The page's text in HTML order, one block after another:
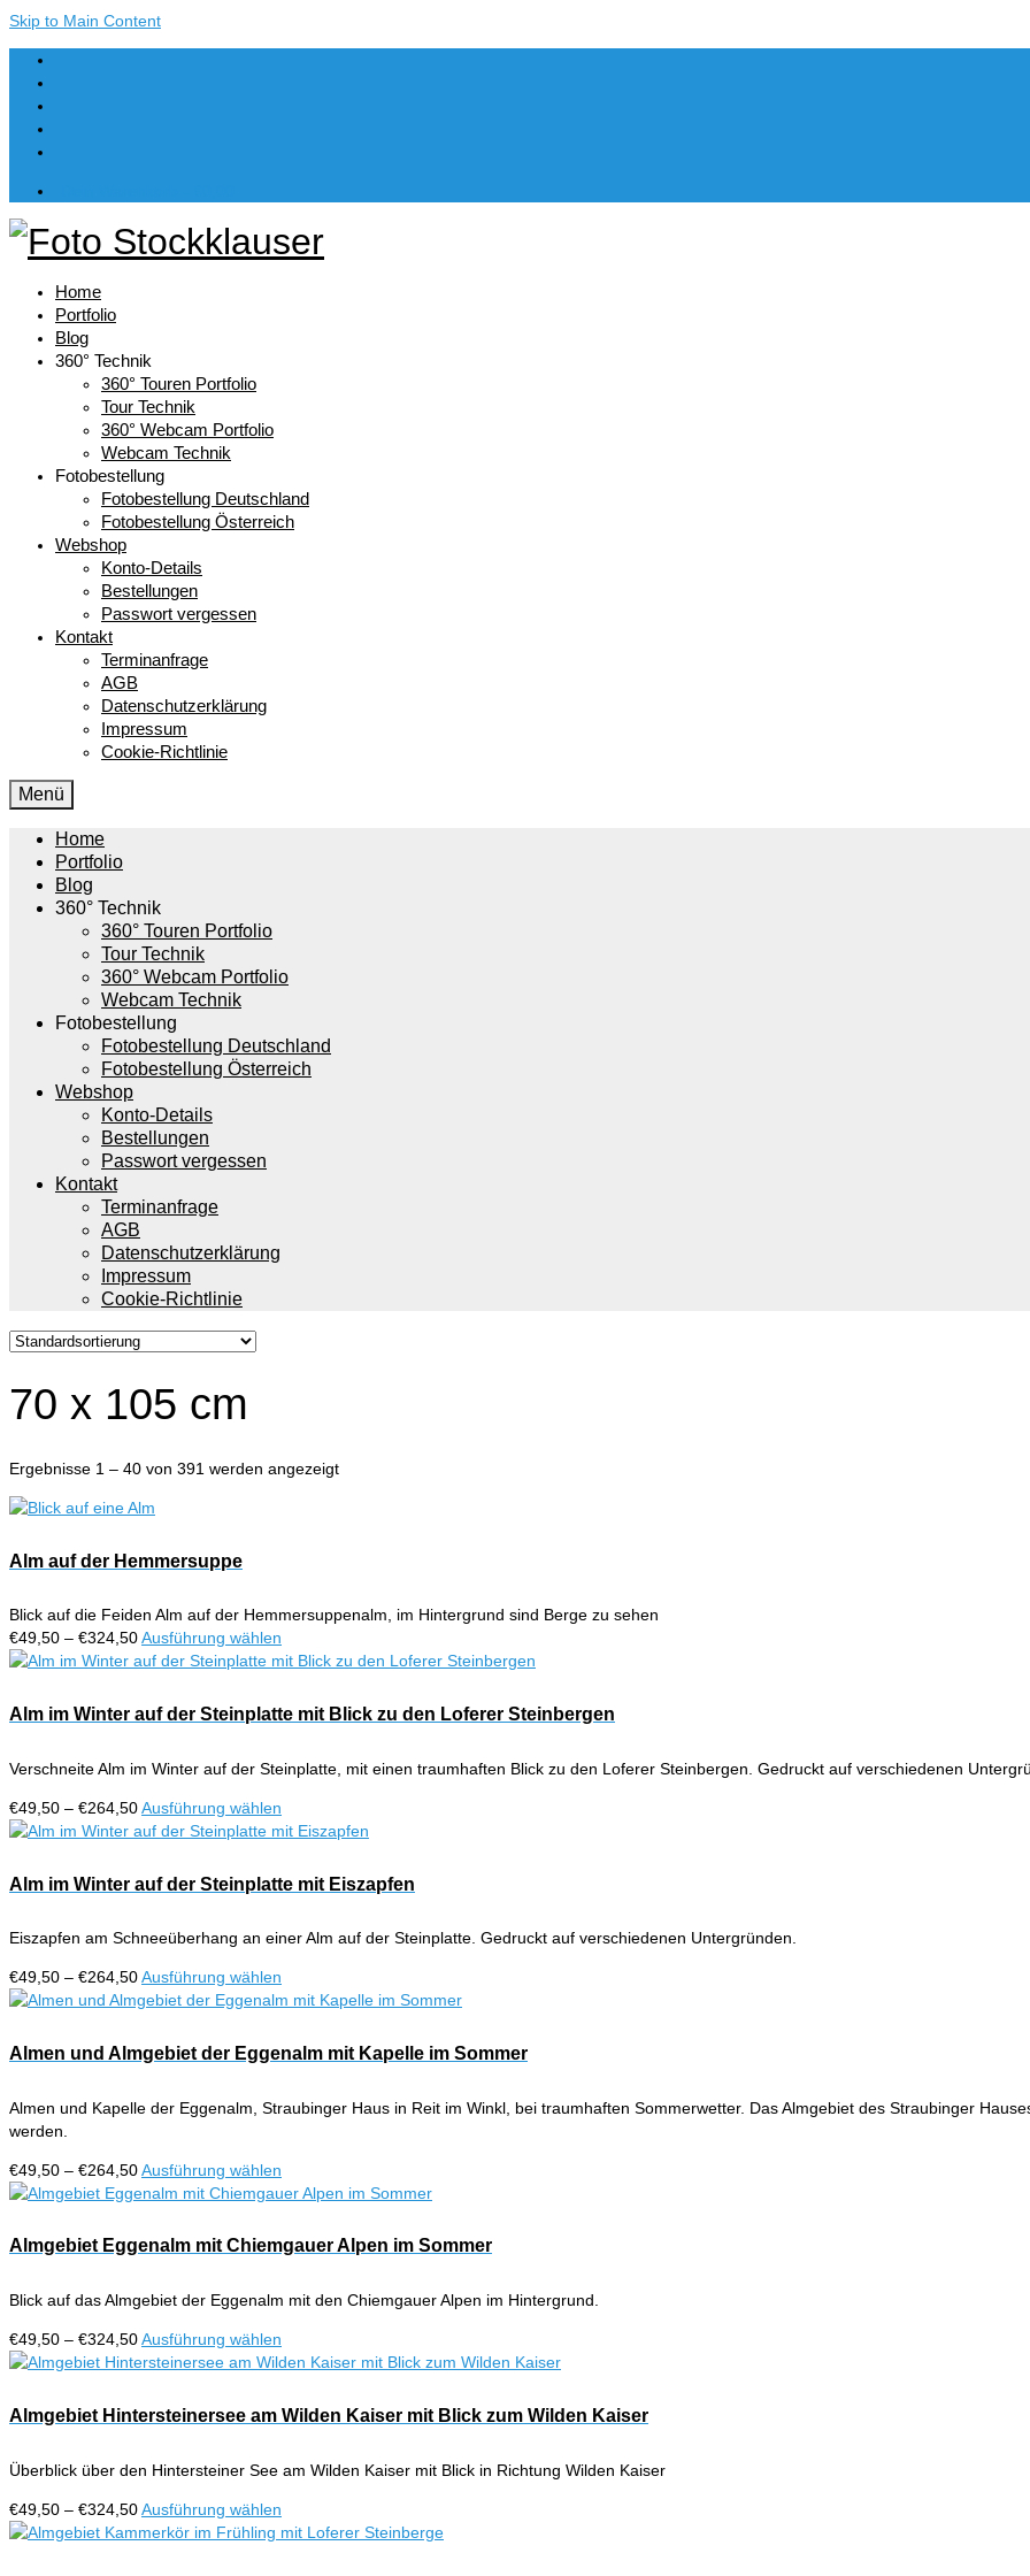
Skip to Main Content
Home
Portfolio
Blog
360° Technik
360° Touren Portfolio
Tour Technik
360° Webcam Portfolio
Webcam Technik
Fotobestellung
Fotobestellung Deutschland
Fotobestellung Österreich
Webshop
Konto-Details
Bestellungen
Passwort vergessen
Kontakt
Terminanfrage
AGB
Datenschutzerklärung
Impressum
Cookie-Richtlinie
Menü
Home
Portfolio
Blog
360° Technik
360° Touren Portfolio
Tour Technik
360° Webcam Portfolio
Webcam Technik
Fotobestellung
Fotobestellung Deutschland
Fotobestellung Österreich
Webshop
Konto-Details
Bestellungen
Passwort vergessen
Kontakt
Terminanfrage
AGB
Datenschutzerklärung
Impressum
Cookie-Richtlinie
70 x 105 cm
Ergebnisse 1 – 40 von 391 werden angezeigt
Alm auf der Hemmersuppe
Blick auf die Feiden Alm auf der Hemmersuppenalm, im Hintergrund sind Berge zu sehen
€49,50 – €324,50Preisspanne:
€49,50
€324,50
Ausführung wählen
Produkt
mehrere
Varianten
Die
können
auf
Produktseite
werden
Alm im Winter auf der Steinplatte mit Blick zu den Loferer Steinbergen
Verschneite Alm im Winter auf der Steinplatte, mit einen traumhaften Blick zu den Loferer Steinbergen. Gedruckt auf verschiedenen
€49,50 – €264,50Preisspanne:
€49,50
€264,50
Ausführung wählen
Produkt
mehrere
Varianten
Die
können
auf
Produktseite
werden
Alm im Winter auf der Steinplatte mit Eiszapfen
Eiszapfen am Schneeüberhang an einer Alm auf der Steinplatte. Gedruckt auf verschiedenen Untergründen.
€49,50 – €264,50Preisspanne:
€49,50
€264,50
Ausführung wählen
Produkt
mehrere
Varianten
Die
auf
der
gewählt
Almen und Almgebiet der Eggenalm mit Kapelle im Sommer
Almen und Kapelle der Eggenalm, Straubinger Haus in Reit im Winkl, bei traumhaften Sommerwetter. Das Almgebiet des Straubinger
werden.
€49,50 – €264,50Preisspanne:
€49,50
€264,50
Ausführung wählen
Produkt
mehrere
Varianten
Die
können
auf
Produktseite
werden
Almgebiet Eggenalm mit Chiemgauer Alpen im Sommer
Blick auf das Almgebiet der Eggenalm mit den Chiemgauer Alpen im Hintergrund.
€49,50 – €324,50Preisspanne:
€49,50
€324,50
Ausführung wählen
Produkt
mehrere
Varianten
Die
können
auf
Almgebiet Hintersteinersee am Wilden Kaiser mit Blick zum Wilden Kaiser
Überblick über den Hintersteiner See am Wilden Kaiser mit Blick in Richtung Wilden Kaiser
€49,50 – €324,50Preisspanne:
€49,50
Ausführung wählen
Produkt